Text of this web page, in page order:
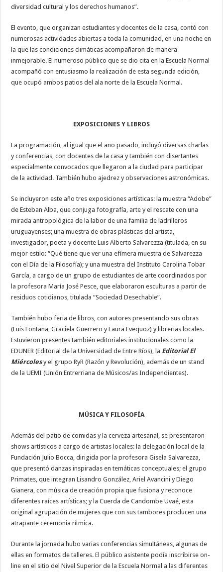
diversidad cultural y los derechos humanos”.
El evento, que organizan estudiantes y docentes de la casa, contó con
numerosas actividades abiertas a toda la comunidad, en una noche en
la que las condiciones climáticas acompañaron de manera
inmejorable. El numeroso público que se dio cita en la Escuela Normal
acompañó con entusiasmo la realización de esta segunda edición,
que ocupó ambos patios del ala norte de la Escuela Normal.
EXPOSICIONES Y LIBROS
La programación, al igual que el año pasado, incluyó diversas charlas
y conferencias, con docentes de la casa y también con disertantes
especialmente convocados que llegaron a la ciudad para participar
de la actividad. También hubo ajedrez y observaciones astronómicas.
Se incluyeron este año tres exposiciones artísticas: la muestra “Adobe”
de Esteban Alba, que conjuga fotografía, arte y el rescate con una
mirada antropológica de la labor de una familia de ladrilleros
uruguayenses; una muestra de obras plásticas del artista,
investigador, poeta y docente Luis Alberto Salvarezza (titulada, en su
mejor estilo: “Qué tiene que ver una efímera muestra de Salvarezza
con el Día de la Filosofía); y una muestra del Instituto Carolina Tobar
García, a cargo de un grupo de estudiantes de arte coordinados por
la profesora María José Pesce, que elaboraron esculturas a partir de
residuos cotidianos, titulada “Sociedad Desechable”.
También hubo feria de libros, con autores presentando sus obras
(Luis Fontana, Graciela Guerrero y Laura Evequoz) y librerias locales.
Estuvieron presentes también editoriales institucionales como la
EDUNER (Editorial de la Universidad de Entre Ríos), la Editorial El
Miércolesy el grupo RyR (Razón y Revolución), además de un stand
de la UEMI (Unión Entrerriana de Músicos/as Independientes).
MÚSICA Y FILOSOFÍA
Además del patio de comidas y la cerveza artesanal, se presentaron
shows artísticos a cargo de artistas locales: la delegación local de la
Fundación Julio Bocca, dirigida por la profesora Gisela Salvarezza,
que presentó danzas inspiradas en temáticas conceptuales; el grupo
Primates, que integran Lisandro González, Ariel Avancini y Diego
Gianera, con música de creación propia que fusiona y reconoce
diferentes raíces artísticas; y la Cuerda de Candombe Uvaé, esta
original agrupación de mujeres que con sus tambores producen una
atrapante ceremonia rítmica.
Durante la jornada hubo varias conferencias simultáneas, algunas de
ellas en formatos de talleres. El público asistente podía inscribirse on-
line en el sitio del Nivel Superior de la Escuela Normal a las diferentes